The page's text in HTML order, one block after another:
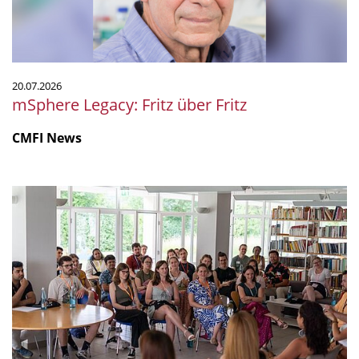
20.07.2026
mSphere Legacy: Fritz über Fritz
CMFI News
IGIM
Summer
mit
starkem
Programm